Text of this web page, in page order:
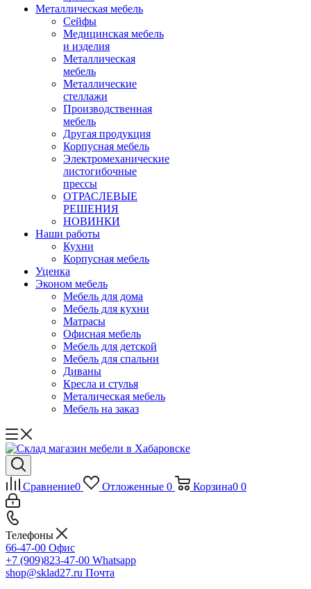
Металлическая мебель
Сейфы
Медицинская мебель
и изделия
Металлическая
мебель
Металлические
стеллажи
Производственная
мебель
Другая продукция
Корпусная мебель
Электромеханические
листогибочные
прессы
ОТРАСЛЕВЫЕ
РЕШЕНИЯ
НОВИНКИ
Наши работы
Кухни
Корпусная мебель
Уценка
Эконом мебель
Мебель для дома
Мебель для кухни
Матрасы
Офисная мебель
Мебель для детской
Мебель для спальни
Диваны
Кресла и стулья
Металическая мебель
Мебель на заказ
Сравнение0 Отложенные 0 Корзина0 0
Телефоны
66-47-00 Офис
+7 (909)823-47-00 Whatsapp
shop@sklad27.ru Почта